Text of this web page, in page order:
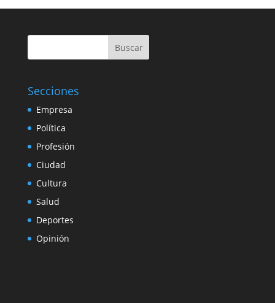
Buscar
Secciones
Empresa
Política
Profesión
Ciudad
Cultura
Salud
Deportes
Opinión